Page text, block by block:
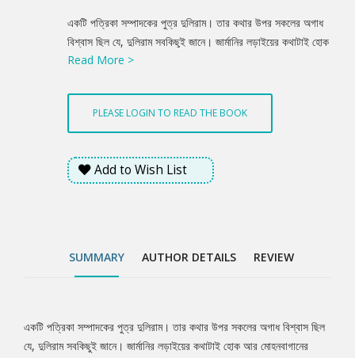
Product
Summery
একটি পত্রিকা সম্পাদকের পুত্র দুলিরাম। তার কথার উপর সকলের অগাধ
বিশ্বাস ছিল যে, দুলিরাম সবকিছুই জানে। জার্মানির লড়াইয়ের কথাটাই হোক
আর মোহনবাগানের ফুটবলের ব্যাখ্যাই হোক, দেশের বড়লোকদের ঘরোয়া গল্পই
প্রকাশ করতো। আর একদল ছাত্র মনোযোগসহকারে তা শুনতো। মাস্টার
মহাশয়দের মধ্যেও কেউ কেউ তার পক্ষপাত করতো। পৃথিবীর সকল খবর রাখা
একমাত্র ছেলে দুলিরাম। এজন্য পণ্ডিত মহাশয় তার নাম রাখেন ‘সবজান্তা’।
দুলিরামের কথায় যদি কেউ কেউ সন্দেহ বা আপত্তি করতো, তাদেরকে সে ধমক
দিয়ে বলতো, ‘তোমরা কি অমুকের চেয়ে বেশি জান?’ কিন্তু সবজান্তার চালাকি
Read More >
PLEASE LOGIN TO READ THE BOOK
Add to Wish List
SUMMARY AUTHOR DETAILS REVIEW
Tab
একটি পত্রিকা সম্পাদকের পুত্র দুলিরাম। তার কথার উপর সকলের অগাধ বিশ্বাস ছিল
যে, দুলিরাম সবকিছুই জানে। জার্মানির লড়াইয়ের কথাটাই হোক আর মোহনবাগানের